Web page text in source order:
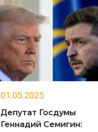
01.05.2025
Депутат Госдумы
Геннадий Семигин: